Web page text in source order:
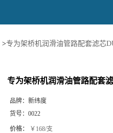
>专为架桥机润滑油管路配套滤芯
专为架桥机润滑油管路配套
品牌： 新纬度
货号： 0022
价格： ￥168/支